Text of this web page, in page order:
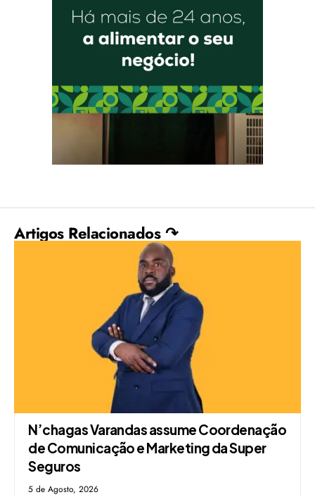
Artigos Relacionados ↷
N’chagas Varandas assume Coordenação
de Comunicação e Marketing da Super
Seguros
5 de Agosto, 2026